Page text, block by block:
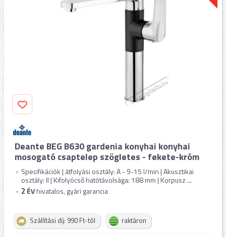
Deante BEG B630 gardenia konyhai konyhai
mosogató csaptelep szögletes - fekete-króm
Specifikációk | átfolyási osztály: A - 9-15 l/min | Akusztikai
osztály: II | Kifolyócső hatótávolsága: 188 mm | Korpusz ...
2 ÉVhivatalos, gyári garancia
Szállítási díj: 990 Ft-tól raktáron